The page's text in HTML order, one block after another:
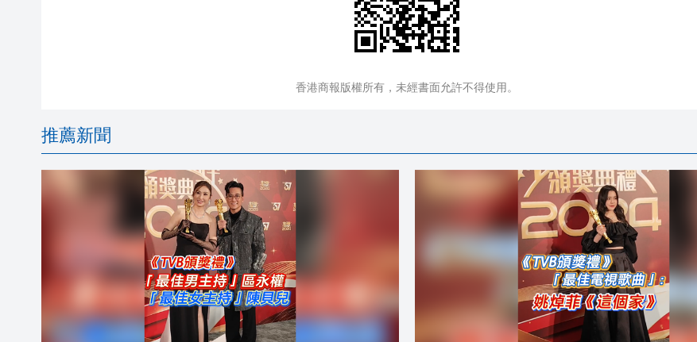
香港商報版權所有，未經書面允許不得使用。
推薦新聞